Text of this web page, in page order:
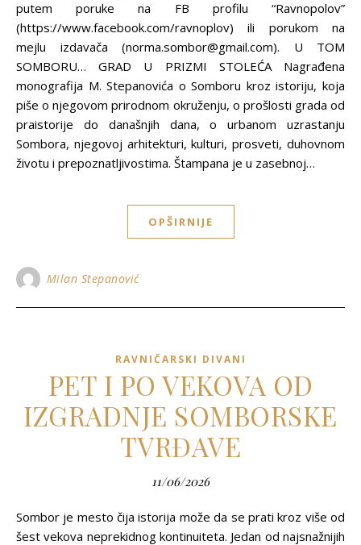
putem poruke na FB profilu “Ravnopolov”
(https://www.facebook.com/ravnoplov) ili porukom na
mejlu izdavača (norma.sombor@gmail.com). U TOM
SOMBORU… GRAD U PRIZMI STOLEĆA Nagrađena
monografija M. Stepanovića o Somboru kroz istoriju, koja
piše o njegovom prirodnom okruženju, o prošlosti grada od
praistorije do današnjih dana, o urbanom uzrastanju
Sombora, njegovoj arhitekturi, kulturi, prosveti, duhovnom
životu i prepoznatljivostima. Štampana je u zasebnoj…
OPŠIRNIJE
Milan Stepanović
RAVNIČARSKI DIVANI
PET I PO VEKOVA OD
IZGRADNJE SOMBORSKE
TVRĐAVE
11/06/2026
Sombor je mesto čija istorija može da se prati kroz više od
šest vekova neprekidnog kontinuiteta. Jedan od najsnažnijih